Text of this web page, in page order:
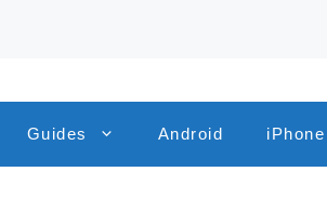
Guides Android iPhone